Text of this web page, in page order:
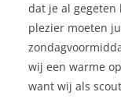
dat je al gegeten
plezier moeten
wij een warme
want wij als